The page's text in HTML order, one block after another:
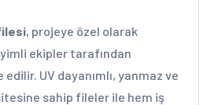
, projeye özel olarak
ekipler tarafından
UV dayanımlı, yanmaz ve
sahip fileler ile hem iş